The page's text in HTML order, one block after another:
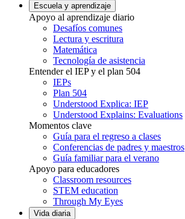
Escuela y aprendizaje
Apoyo al aprendizaje diario
Desafíos comunes
Lectura y escritura
Matemática
Tecnología de asistencia
Entender el IEP y el plan 504
IEPs
Plan 504
Understood Explica: IEP
Understood Explains: Evaluations
Momentos clave
Guía para el regreso a clases
Conferencias de padres y maestros
Guía familiar para el verano
Apoyo para educadores
Classroom resources
STEM education
Through My Eyes
Vida diaria